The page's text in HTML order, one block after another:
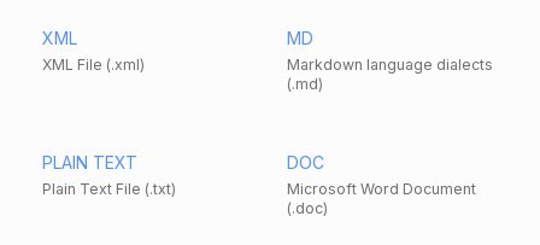
XML
XML File (.xml)
MD
Markdown language dialects
(.md)
PLAIN TEXT
Plain Text File (.txt)
DOC
Microsoft Word Document
(.doc)